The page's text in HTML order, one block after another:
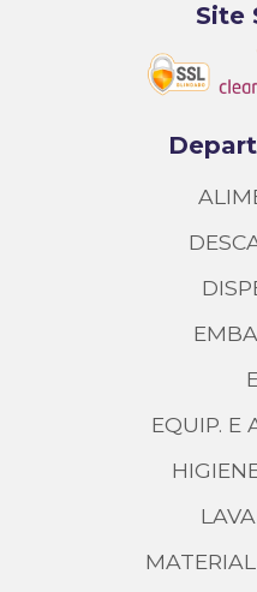
Site
EQUIP. E